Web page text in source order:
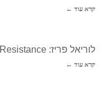
קרא עוד ←
לוריאל פריז: Infallible Laque Resistance
קרא עוד ←